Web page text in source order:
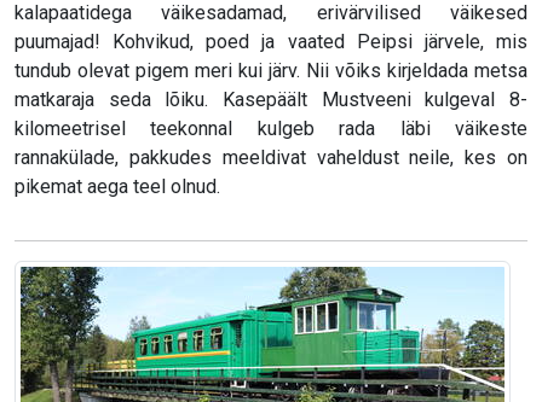
kalapaatidega väikesadamad, erivärvilised väikesed
puumajad! Kohvikud, poed ja vaated Peipsi järvele, mis
tundub olevat pigem meri kui järv. Nii võiks kirjeldada metsa
matkaraja seda lõiku. Kasepäält Mustveeni kulgeval 8-
kilomeetrisel teekonnal kulgeb rada läbi väikeste
rannakülade, pakkudes meeldivat vaheldust neile, kes on
pikemat aega teel olnud.